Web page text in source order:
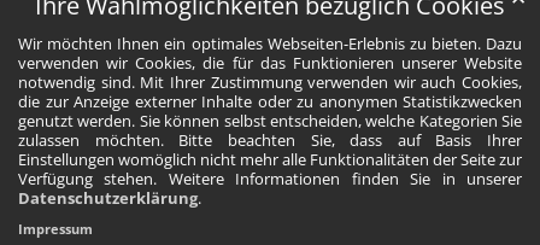
Wir möchten Ihnen ein optimales Webseiten-Erlebnis zu bieten. Dazu
verwenden wir Cookies, die für das Funktionieren unserer Website
notwendig sind. Mit Ihrer Zustimmung verwenden wir auch Cookies,
die zur Anzeige externer Inhalte oder zu anonymen Statistikzwecken
genutzt werden. Sie können selbst entscheiden, welche Kategorien Sie
zulassen möchten. Bitte beachten Sie, dass auf Basis Ihrer
Einstellungen womöglich nicht mehr alle Funktionalitäten der Seite zur
Verfügung stehen. Weitere Informationen finden Sie in unserer
Datenschutzerklärung.
Impressum